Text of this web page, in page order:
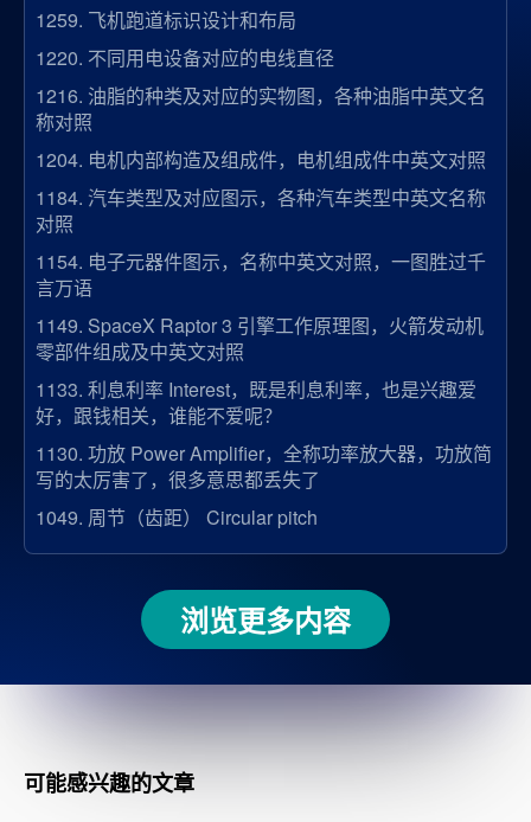
1259. 飞机跑道标识设计和布局
1220. 不同用电设备对应的电线直径
1216. 油脂的种类及对应的实物图，各种油脂中英文名
称对照
1204. 电机内部构造及组成件，电机组成件中英文对照
1184. 汽车类型及对应图示，各种汽车类型中英文名称
对照
1154. 电子元器件图示，名称中英文对照，一图胜过千
言万语
1149. SpaceX Raptor 3 引擎工作原理图，火箭发动机
零部件组成及中英文对照
1133. 利息利率 Interest，既是利息利率，也是兴趣爱
好，跟钱相关，谁能不爱呢？
1130. 功放 Power Amplifier，全称功率放大器，功放简
写的太厉害了，很多意思都丢失了
1049. 周节（齿距） Circular pitch
浏览更多内容
可能感兴趣的文章